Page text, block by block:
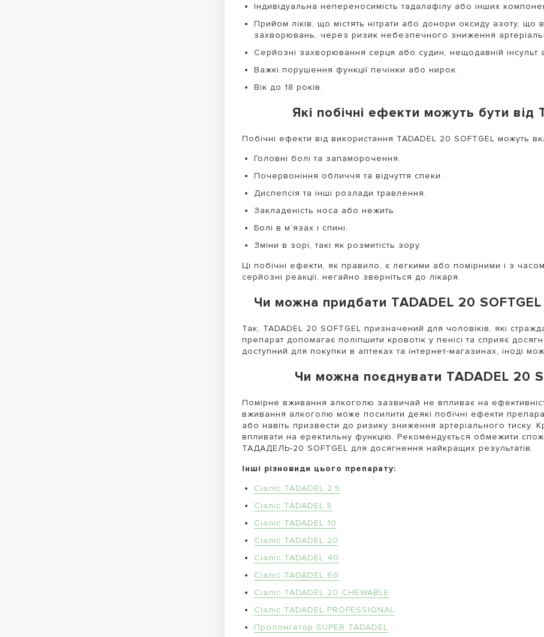
Індивідуальна непереносимість тадалафілу або інших
Прийом ліків, що містять нітрати або донори оксиду азоту, що
захворювань, через ризик небезпечного зниження
Серйозні захворювання серця або судин, нещодавній інсульт
Важкі порушення функції печінки або нирок.
Вік до 18 років.
Які побічні ефекти можуть бути від
Побічні ефекти від використання TADADEL 20 SOFTGEL можуть
Головні болі та запаморочення.
Почервоніння обличчя та відчуття спеки.
Диспепсія та інші розлади травлення.
Закладеність носа або нежить.
Болі в м’язах і спині.
Зміни в зорі, такі як розмитість зору.
Ці побічні ефекти, як правило, є легкими або помірними і з
серйозні реакції, негайно зверніться до лікаря.
Чи можна придбати TADADEL 20
Так, TADADEL 20 SOFTGEL призначений для чоловіків, які
препарат допомагає поліпшити кровотік у пенісі та сприяє
доступний для покупки в аптеках та інтернет-магазинах, іноді
Чи можна поєднувати TADADEL 20
Помірне вживання алкоголю зазвичай не впливає на
вживання алкоголю може посилити деякі побічні ефекти
або навіть призвести до ризику зниження артеріального тиску.
впливати на еректильну функцію. Рекомендується обмежити
ТАДАДЕЛЬ-20 SOFTGEL для досягнення найкращих результатів.
Інші різновиди цього препарату:
Сіаліс TADADEL 2.5
Сіаліс TADADEL 5
Сіаліс TADADEL 10
Сіаліс TADADEL 20
Сіаліс TADADEL 40
Сіаліс TADADEL 60
Сіаліс TADADEL 20 CHEWABLE
Сіаліс TADADEL PROFESSIONAL
Пролонгатор SUPER TADADEL